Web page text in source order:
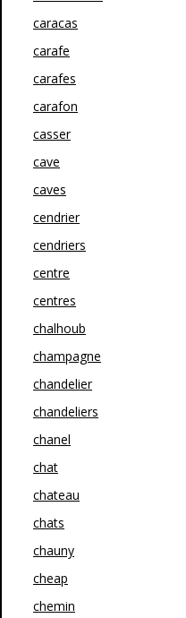
caracas
carafe
carafes
carafon
casser
cave
caves
cendrier
cendriers
centre
centres
chalhoub
champagne
chandelier
chandeliers
chanel
chat
chateau
chats
chauny
cheap
chemin